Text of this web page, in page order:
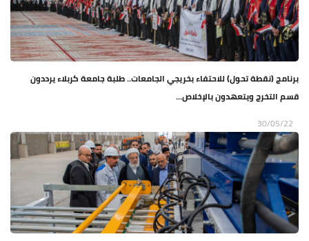
برنامج (نقطة تحول) للاحتفاء بخريجي الجامعات.. طلبة جامعة كربلاء يرددون
قسم التخرج ويتعهدون بالإخلاص...
30/05/22